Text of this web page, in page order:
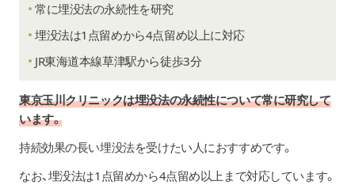
常に埋没法の永続性を研究
埋没法は1点留めから4点留め以上に対応
JR東海道本線草津駅から徒歩3分
東京玉川クリニックは埋没法の永続性について常に研究して
います。
持続効果の長い埋没法を受けたい人におすすめです。
なお、埋没法は1点留めから4点留め以上まで対応しています。